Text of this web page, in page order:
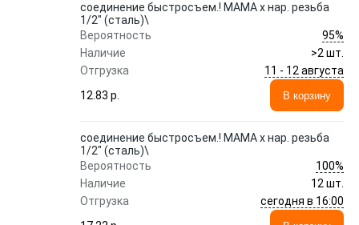
соединение быстросъем.! МАМА х нар. резьба
1/2" (сталь)\
Вероятность
95%
Наличие
>2 шт.
Отгрузка
11 - 12 августа
12.83 p.
В корзину
соединение быстросъем.! МАМА х нар. резьба
1/2" (сталь)\
Вероятность
100%
Наличие
12 шт.
Отгрузка
сегодня в 16:00